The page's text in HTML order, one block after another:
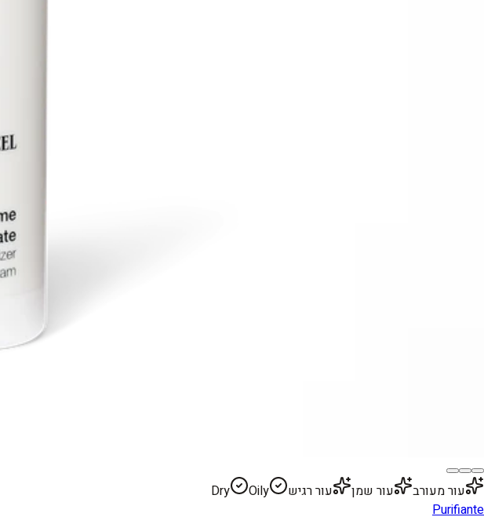
עור מעורב עור שמן עור רגיש Dry
Oily
Purifiante